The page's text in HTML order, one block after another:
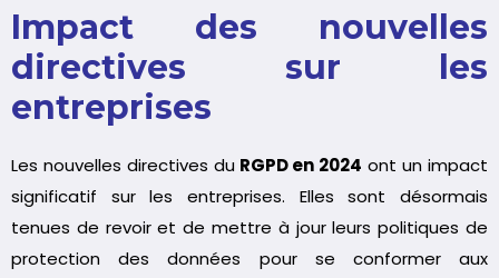
Impact des nouvelles
directives sur les
entreprises
Les nouvelles directives du RGPD en 2024 ont un impact
significatif sur les entreprises. Elles sont désormais
tenues de revoir et de mettre à jour leurs politiques de
protection des données pour se conformer aux